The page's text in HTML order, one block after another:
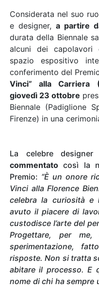
Considerata nel suo
e designer, a partire
durata della Biennale
alcuni dei
spazio espositivo
conferimento del
Vinci” alla Carriera
giovedì 23 ottobre
Biennale (Padiglione
Firenze) in una
La celebre
commentato così la
Premio: “È un onore
Vinci alla Florence
celebra la curiosità e
avuto il piacere di
custodisce l’arte del
Progettare, per
sperimentazione,
risposte. Non si tratta
abitare il processo. E
nome di chi ha